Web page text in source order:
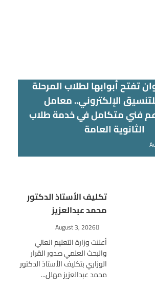
تفتح أبوابها لطلاب المرحلة
الإلكتروني.. معامل
فني متكامل في خدمة طلاب
الثانوية العامة
تكليف الأستاذ الدكتور
محمد عبدالعزيز
August 3, 2026
أعلنت وزارة التعليم العالي
والبحث العلمي صدور القرار
الوزاري بتكليف الأستاذ الدكتور
محمد عبدالعزيز مهلل...